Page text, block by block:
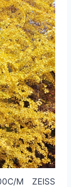
M ZEISS